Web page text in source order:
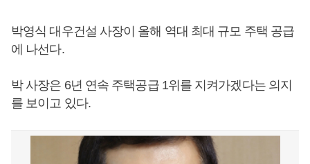
박영식 대우건설 사장이 올해 역대 최대 규모 주택 공급
에 나선다.
박 사장은 6년 연속 주택공급 1위를 지켜가겠다는 의지
를 보이고 있다.